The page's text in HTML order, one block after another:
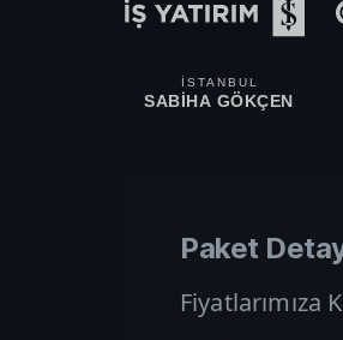
İSTANBUL
SABİHA GÖKÇEN
Paket
Fiyatlarımıza